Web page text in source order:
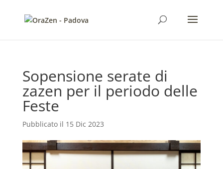
Sopensione serate di
zazen per il periodo delle
Feste
15 Dic 2023